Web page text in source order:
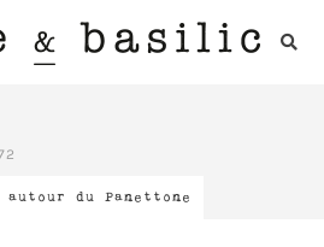
autour du Panettone